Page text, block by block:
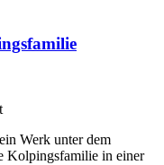
Werk unter dem
Kolpingsfamilie in einer